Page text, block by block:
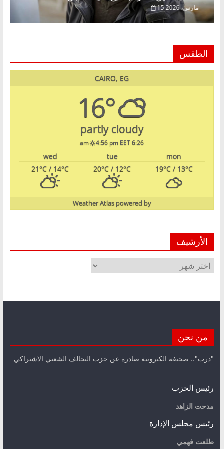
15 مارس، 2026
الطقس
CAIRO, EG
16°
partly cloudy
6:26 am
4:56 pm EET
mon
tue
wed
19°C/ 13°C
20°C / 12°C
21°C / 14°C
powered by
Weather Atlas
الأرشيف
الأرشيف
من نحن
"درب".. صحيفة الكترونية صادرة عن حزب التحالف الشعبي الاشتراكي
رئيس الحزب
مدحت الزاهد
رئيس مجلس الإدارة
طلعت فهمي